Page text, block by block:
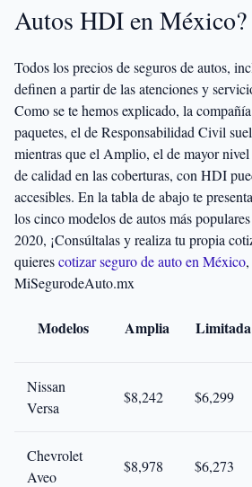
Autos HDI en México?
Todos los precios de seguros de autos,
definen a partir de las atenciones y
Como se te hemos explicado, la
paquetes, el de Responsabilidad Civil
mientras que el Amplio, el de mayor
de calidad en las coberturas, con HDI
accesibles. En la tabla de abajo te
los cinco modelos de autos más
2020, ¡Consúltalas y realiza tu propia
quierescotizar seguro de auto en México
MiSegurodeAuto.mx
Modelos Amplia Limitada
Nissan
Versa
$8,242 $6,299
Chevrolet
Aveo
$8,978 $6,273